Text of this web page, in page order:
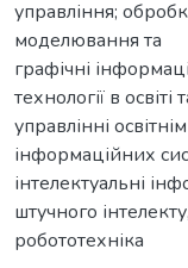
управління;
моделювання та
графічні
технології в освіті
управлінні
інформаційних
інтелектуальні
штучного інтелекту,
робототехніка